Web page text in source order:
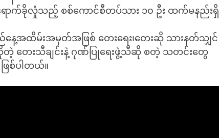
ောက်ခိုလှုံသည့် စစ်ကောင်စီတပ်သား ၁၀ ဦး ထက်မနည်းရှိ
နေ့အထိမ်းအမှတ်အဖြစ် တေးရေး၊တေးဆို သားနတ်သျှင်
တဲ့ တေးသီချင်းနဲ့ ဂုဏ်ပြုရေးဖွဲ့သီဆို စတဲ့ သတင်းတွေ
ြစ်ပါတယ်။